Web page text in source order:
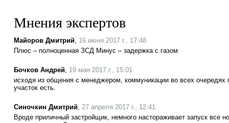
Мнения экспертов
Майоров Дмитрий, 16 июня 2017 г., 17:48
Плюс – полноценная ЗСД Минус – задержка с газом
Бочков Андрей, 19 мая 2017 г., 15:01
исходя из общения с менеджером, коммуникации во всех очередях
участок есть.
Синочкин Дмитрий, 27 апреля 2017 г., 12:41
Вроде приличный застройщик, немного настораживает запуск все